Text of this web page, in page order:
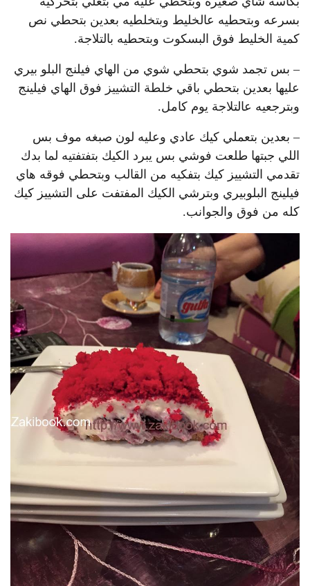
بسرعه وبتحطيه عالخليط وبتخلطيه بعدين بتحطي نص
كمية الخليط فوق البسكوت وبتحطيه بالتلاجة.
– بس تجمد شوي بتحطي شوي من الهاي فيلنج البلو بيري
عليها بعدين بتحطي باقي خلطة التشييز فوق الهاي فيلينج
وبترجعيه عالتلاجة يوم كامل.
– بعدين بتعملي كيك عادي وعليه لون صبغه موف بس
اللي جبتها طلعت فوشي بس يبرد الكيك بتفتفتيه لما بدك
تقدمي التشييز كيك بتفكيه من القالب وبتحطي فوقه هاي
فيلينج البلوبيري وبترشي الكيك المفتفت على التشييز كيك
كله من فوق والجوانب.